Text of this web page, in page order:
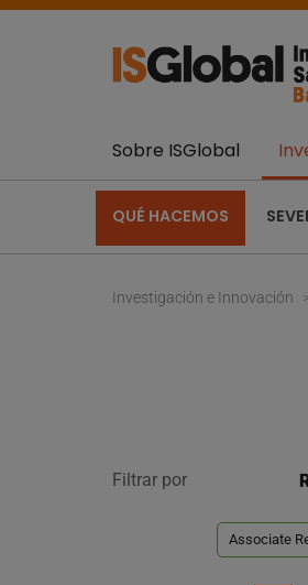
Sobre ISGlobal
QUÉ HACEMOS
Investigación e Innovación
Filtrar por
Associate